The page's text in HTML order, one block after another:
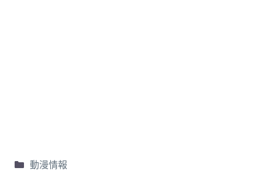
動漫情報